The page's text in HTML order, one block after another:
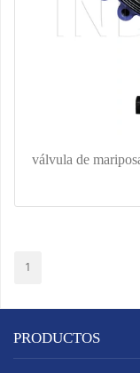
válvula de
1
PRODUCTOS